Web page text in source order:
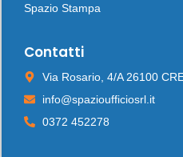
Spazio Stampa
Contatti
Via Rosario, 4/A 26100
info@spazioufficiosrl.it
0372 452278